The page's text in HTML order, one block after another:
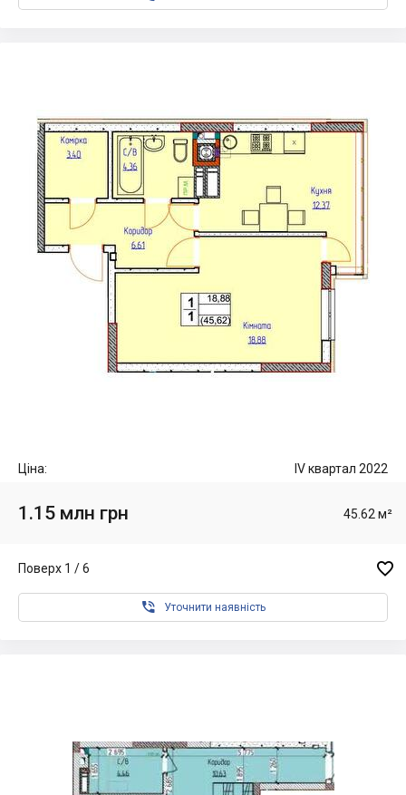
Ціна: IV квартал 2022
1.15 млн грн 45.62 м²
Поверх 1 / 6 
 Уточнити наявність